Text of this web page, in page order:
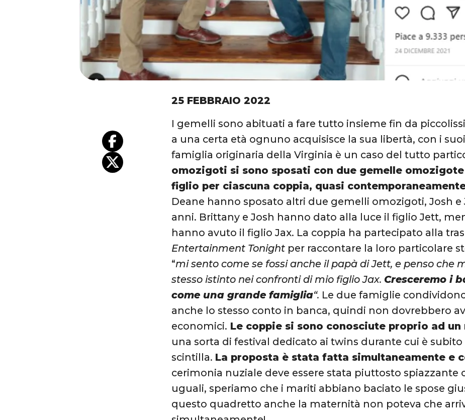
25 FEBBRAIO 2022
I gemelli sono abituati a fare tutto insieme fin da
a una certa età ognuno acquisisce la sua libertà, con i
famiglia originaria della Virginia è un caso del tutto
omozigoti si sono sposati con due gemelle
figlio per ciascuna coppia, quasi
Deane hanno sposato altri due gemelli omozigoti, Josh e
anni. Brittany e Josh hanno dato alla luce il figlio Jett,
hanno avuto il figlio Jax. La coppia ha partecipato alla
Entertainment Tonight per raccontare la loro particolare
“mi sento come se fossi anche il papà di Jett, e penso che
stesso istinto nei confronti di mio figlio Jax. Cresceremo i
come una grande famiglia“. Le due famiglie
anche lo stesso conto in banca, quindi non dovrebbero
economici. Le coppie si sono conosciute proprio ad
una sorta di festival dedicato ai twins durante cui è
scintilla. La proposta è stata fatta simultaneamente e
cerimonia nuziale deve essere stata piuttosto spiazzante
uguali, speriamo che i mariti abbiano baciato le spose
questo quadretto anche la maternità non poteva che